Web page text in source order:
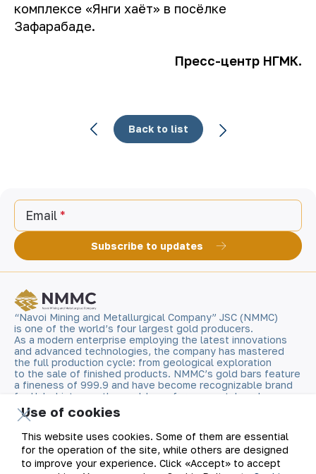
комплексе «Янги хаёт» в посёлке
Зафарабаде.
Пресс-центр НГМК.
Back to list
Email
Subscribe to updates
“Navoi Mining and Metallurgical Company” JSC (NMMC)
is one of the world’s four largest gold producers.
As a modern enterprise employing the latest innovations
and advanced technologies, the company has mastered
the full production cycle: from geological exploration
to the sale of finished products. NMMC’s gold bars feature
a fineness of 999.9 and have become recognizable brand
for Uzbekistan on the world non-ferrous metal exchanges.
Our Business Site Map
Use of cookies
This website uses cookies. Some of them are essential
for the operation of the site, while others are designed
to improve your experience. Click «Accept» to accept